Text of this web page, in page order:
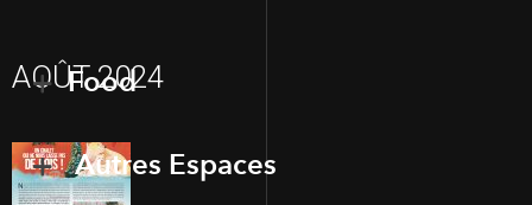
AOÛT 2024
Food
Autres Espaces